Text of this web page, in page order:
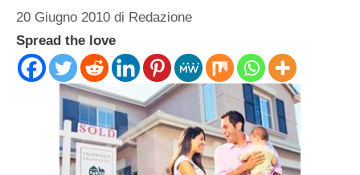
20 Giugno 2010 di Redazione
Spread the love